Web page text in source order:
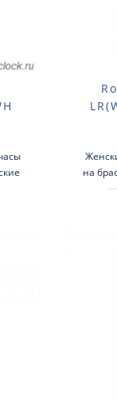
на
Вид: